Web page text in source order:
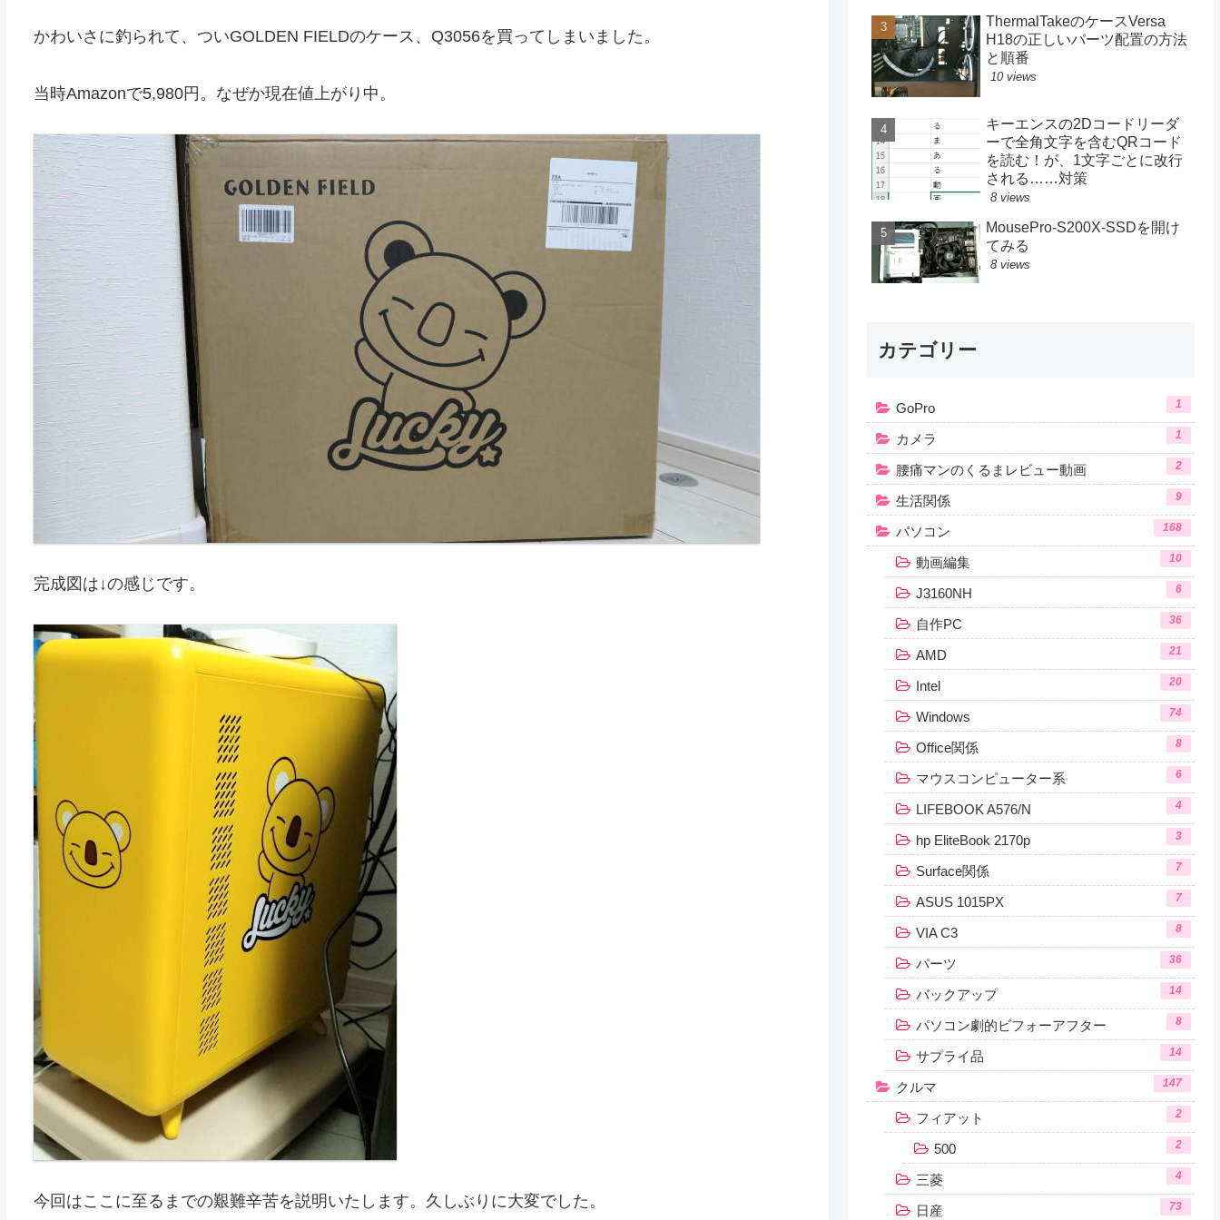
かわいさに釣られて、ついGOLDEN FIELDのケース、Q3056を買ってしまいました。
当時Amazonで5,980円。なぜか現在値上がり中。
完成図は↓の感じです。
今回はここに至るまでの艱難辛苦を説明いたします。久しぶりに大変でした。
ThermalTakeのケースVersa
H18の正しいパーツ配置の方法
と順番
10 views
キーエンスの2Dコードリーダ
ーで全角文字を含むQRコード
を読む！が、1文字ごとに改行
される……対策
8 views
MousePro-S200X-SSDを開け
てみる
8 views
カテゴリー
GoPro 1
カメラ 1
腰痛マンのくるまレビュー動画 2
生活関係 9
パソコン 168
動画編集 10
J3160NH 6
自作PC 36
AMD 21
Intel 20
Windows 74
Office関係 8
マウスコンピューター系 6
LIFEBOOK A576/N 4
hp EliteBook 2170p 3
Surface関係 7
ASUS 1015PX 7
VIA C3 8
パーツ 36
バックアップ 14
パソコン劇的ビフォーアフター 8
サプライ品 14
クルマ 147
フィアット 2
500 2
三菱 4
日産 73